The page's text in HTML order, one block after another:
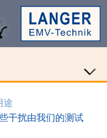
途
干扰由我们的测试